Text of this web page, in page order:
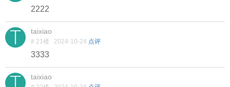
2222
taixiao
# 21楼 2024-10-24 点评
3333
taixiao